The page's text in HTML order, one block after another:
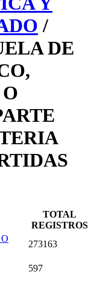
/
DE
TOTAL
REGISTROS
273163
597